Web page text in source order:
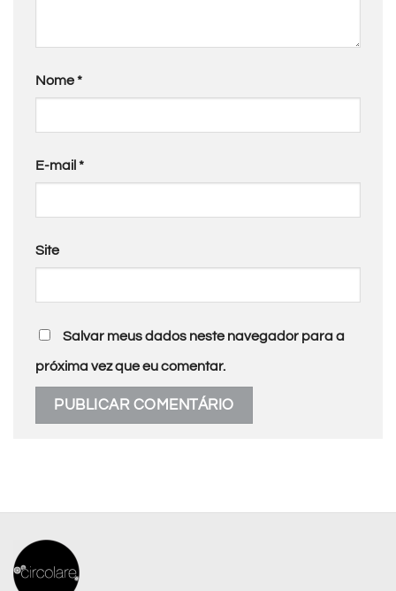
Nome*
E-mail *
Site
Salvar meus dados neste navegador para a
próxima vez que eu comentar.